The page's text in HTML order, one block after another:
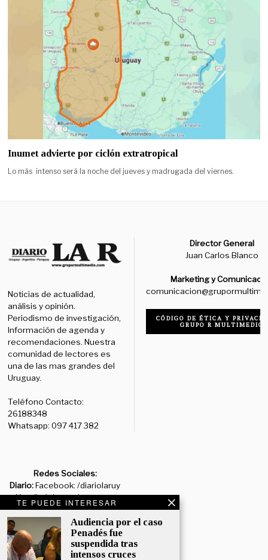
TE PUEDE INTERESAR
Audiencia por el caso
Penadés fue
suspendida tras
intensos cruces
Inumet advierte por ciclón extratropical
Lo más intenso será la noche del jueves y madrugada del viernes.
Noticias de actualidad,
análisis y opinión.
Periodismo de investigación,
Información de agenda y
recomendaciones. Nuestra
comunidad de lectores es
una de las mas grandes del
Uruguay.
Teléfono Contacto:
26188348
Whatsapp: 097 417 382
Director General
Juan Carlos Blanco
Marketing y
CÓDIGO DE ÉTICA Y
GRUPO R MULTIMEDIO
Redes Sociales:
Diario:Facebook: /diariolaruy
- X: @diariolaruy - Instagram:
@diariolar_uy
Departamento Comercial:
comercial@grupormultimedio.com